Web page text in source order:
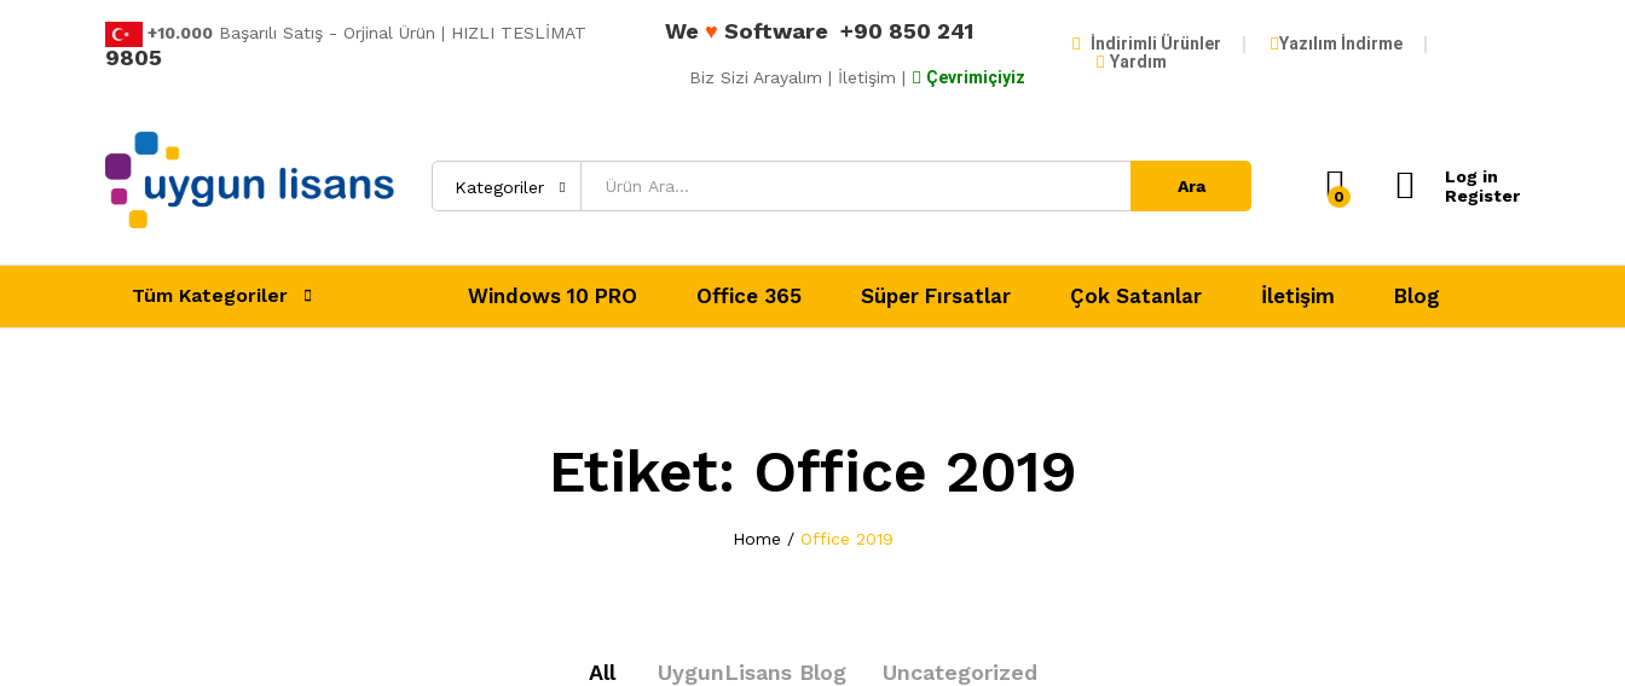
+10.000 Başarılı Satış - Orjinal Ürün | HIZLI TESLİMAT We ♥ Software +90 850 241
9805
Biz Sizi Arayalım | İletişim | Çevrimiçiyiz
İndirimli Ürünler
Yazılım İndirme
Yardım
Kategoriler Ara
0
Log in
Register
Tüm Kategoriler Windows 10 PRO Office 365 Süper Fırsatlar Çok Satanlar İletişim Blog
Etiket: Office 2019
Home / Office 2019
All UygunLisans Blog Uncategorized